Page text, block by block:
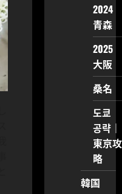
2024
青森
2025
大阪
桑名
도쿄
공략｜
東京攻
略
韓国